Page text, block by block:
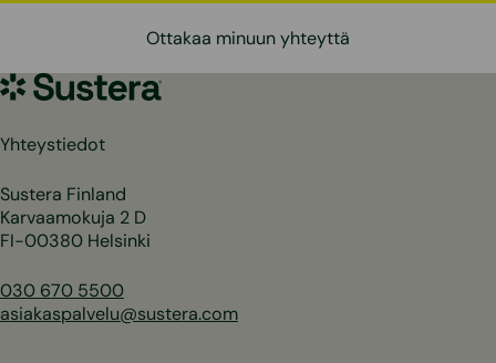
Ottakaa minuun yhteyttä
Sustera
Yhteystiedot
Sustera Finland
Karvaamokuja 2 D
FI-00380 Helsinki
030 670 5500
asiakaspalvelu@sustera.com